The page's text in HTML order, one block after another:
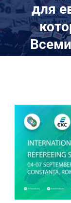
МИР КУРАША
ОБ АССОЦИАЦИИ
РЕЗУЛЬТАТЫ
КОНТАКТЫ
для